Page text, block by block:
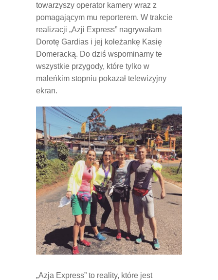
towarzyszy operator kamery wraz z
pomagającym mu reporterem. W trakcie
realizacji „Azji Express” nagrywałam
Dorotę Gardias i jej koleżankę Kasię
Domeracką. Do dziś wspominamy te
wszystkie przygody, które tylko w
maleńkim stopniu pokazał telewizyjny
ekran.
„Azja Express” to reality, które jest